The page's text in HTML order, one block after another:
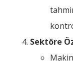
Sektöre